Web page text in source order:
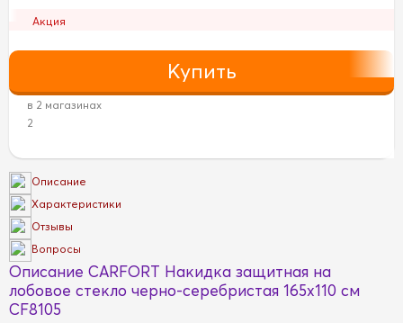
Акция
в 2 магазинах
2
Описание
Характеристики
Отзывы
Вопросы
Описание CARFORT Накидка защитная на
лобовое стекло черно-серебристая 165х110 см
CF8105